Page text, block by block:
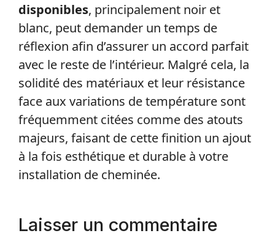
disponibles, principalement noir et
blanc, peut demander un temps de
réflexion afin d’assurer un accord parfait
avec le reste de l’intérieur. Malgré cela, la
solidité des matériaux et leur résistance
face aux variations de température sont
fréquemment citées comme des atouts
majeurs, faisant de cette finition un ajout
à la fois esthétique et durable à votre
installation de cheminée.
Laisser un commentaire